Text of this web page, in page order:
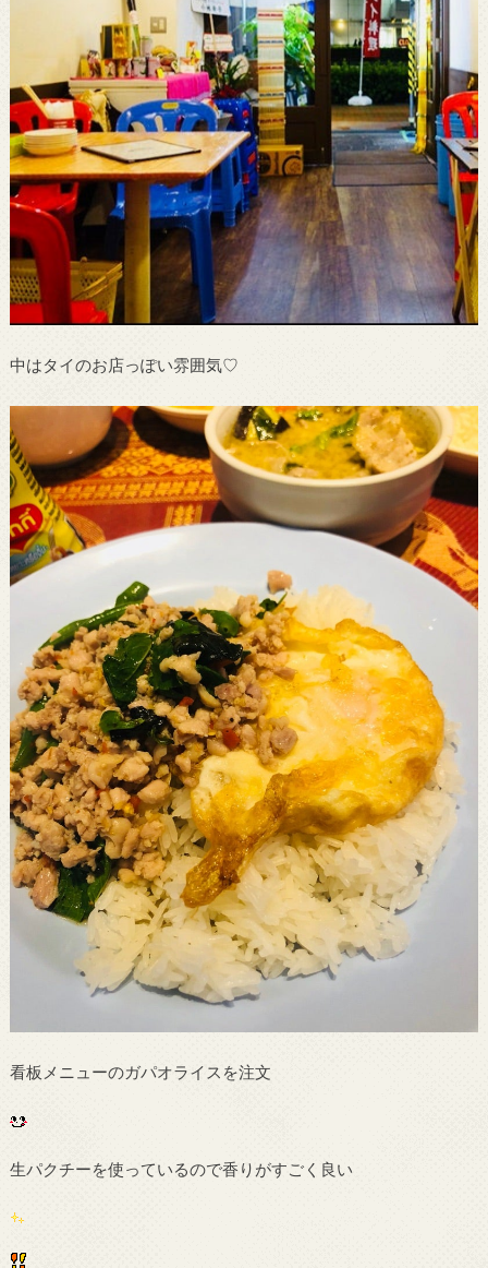
中はタイのお店っぽい雰囲気♡
看板メニューのガパオライスを注文
生パクチーを使っているので香りがすごく良い